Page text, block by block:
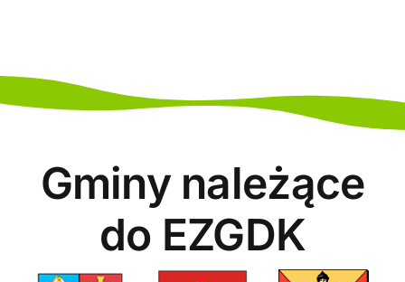
Gminy należące
do EZGDK